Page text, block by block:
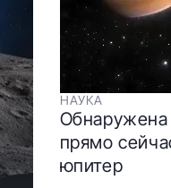
НАУКА
Обнаружена
прямо
юпитер